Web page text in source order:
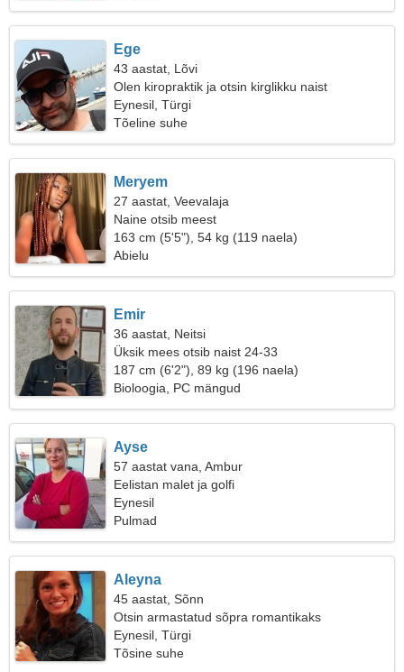
Ege
43 aastat, Lõvi
Olen kiropraktik ja otsin kirglikku naist
Eynesil, Türgi
Tõeline suhe
Meryem
27 aastat, Veevalaja
Naine otsib meest
163 cm (5'5"), 54 kg (119 naela)
Abielu
Emir
36 aastat, Neitsi
Üksik mees otsib naist 24-33
187 cm (6'2"), 89 kg (196 naela)
Bioloogia, PC mängud
Ayse
57 aastat vana, Ambur
Eelistan malet ja golfi
Eynesil
Pulmad
Aleyna
45 aastat, Sõnn
Otsin armastatud sõpra romantikaks
Eynesil, Türgi
Tõsine suhe